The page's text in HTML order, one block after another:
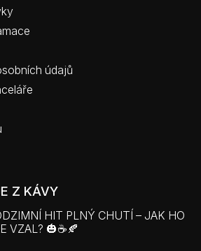
údajů
Z KÁVY
HIT PLNÝ CHUTÍ – JAK HO
VZAL? 🎃☕🍂